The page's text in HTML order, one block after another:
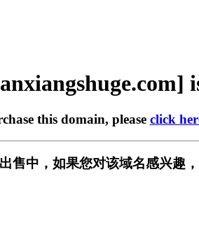
this domain, please click
售中，如果您对该域名感兴趣